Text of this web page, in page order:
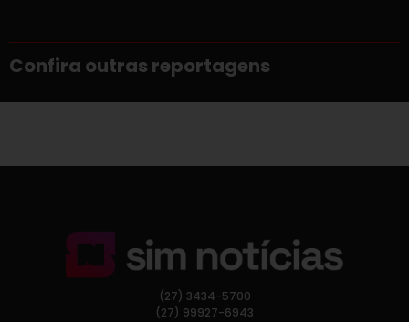
Confira outras reportagens
(27) 3434-5700
(27) 99927-6943